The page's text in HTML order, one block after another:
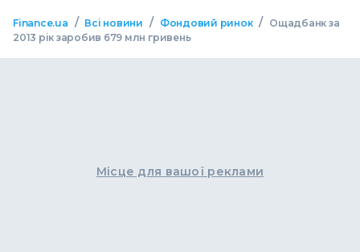
Finance.ua / Всі новини / Фондовий ринок / Ощадбанк за
2013 рік заробив 679 млн гривень
Місце для вашої реклами